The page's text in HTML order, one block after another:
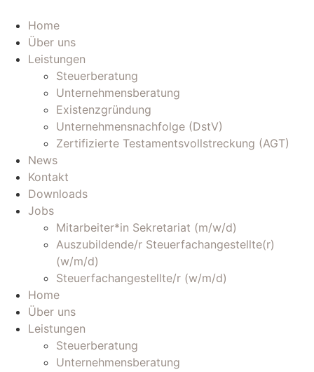
Inhalt
wechseln
Home
Über uns
Leistungen
Steuerberatung
Unternehmensberatung
Existenzgründung
Unternehmensnachfolge (DstV)
Zertifizierte Testamentsvollstreckung (AGT)
News
Kontakt
Downloads
Jobs
Mitarbeiter*in Sekretariat (m/w/d)
Auszubildende/r Steuerfachangestellte(r)
(w/m/d)
Steuerfachangestellte/r (w/m/d)
Home
Über uns
Leistungen
Steuerberatung
Unternehmensberatung